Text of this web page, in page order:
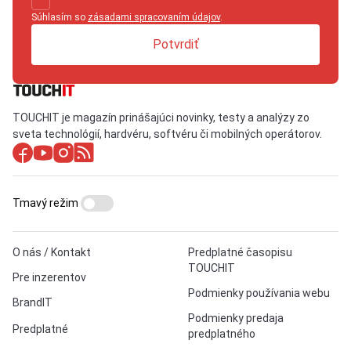
Súhlasím so zásadami spracovaním údajov.
Potvrdiť
TOUCHIT je magazín prinášajúci novinky, testy a analýzy zo
sveta technológií, hardvéru, softvéru či mobilných operátorov.
O nás / Kontakt
Pre inzerentov
BrandIT
Predplatné
Predplatné časopisu
TOUCHIT
Podmienky používania webu
Podmienky predaja
predplatného
Tmavý režim